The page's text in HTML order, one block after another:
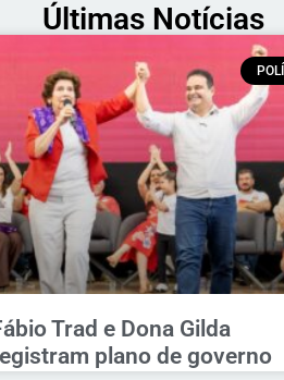
Últimas Notícias
Trad e Dona Gilda
plano de governo